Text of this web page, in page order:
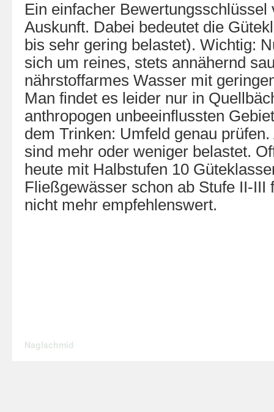
Ein einfacher
Auskunft. Dabei bedeutet die
bis sehr gering belastet). Wichtig:
sich um reines, stets annähernd
nährstoffarmes Wasser mit
Man findet es leider nur in
anthropogen unbeeinflussten
dem Trinken: Umfeld genau
sind mehr oder weniger belastet.
heute mit Halbstufen 10
Fließgewässer schon ab Stufe II-III
nicht mehr empfehlenswert.
Naglschmid